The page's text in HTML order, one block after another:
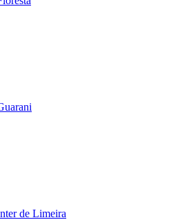
de Limeira